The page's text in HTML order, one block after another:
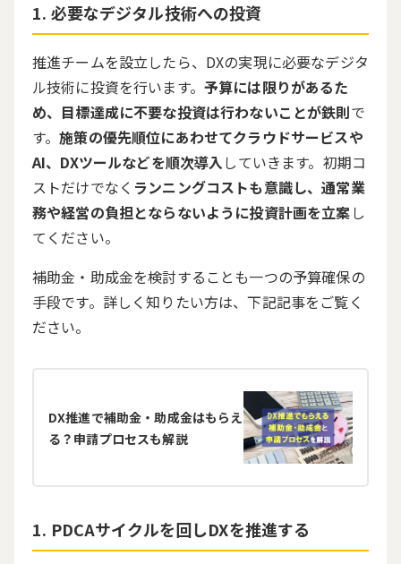
必要なデジタル技術への投資
推進チームを設立したら、 DXの実現に必要なデジタ
ル技術に投資を行います。 予算には限りがあるた
め、目標達成に不要な投資は行わないことが鉄則で
す。施策の優先順位にあわせてクラウドサービスや
AI、DXツールなどを順次導入していきます。初期コ
ストだけでなく ランニングコストも意識し、通常業
務や経営の負担とならないように投資計画を立案し
てください。
補助金・助成金を検討することも一つの予算確保の
手段です。詳しく知りたい方は、下記記事をご覧く
ださい。
DX推進で補助金・助成金はもらえ
る？申請プロセスも解説
PDCAサイクルを回しDXを推進する